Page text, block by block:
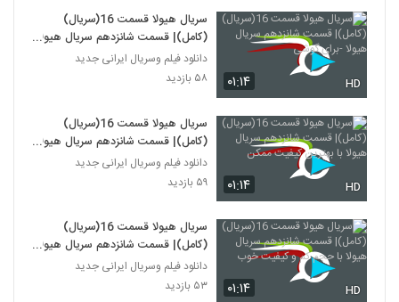
۰۱:۱۴ HD
سریال هیولا قسمت 16(سریال)
(کامل)| قسمت شانزدهم سریال هیولا
-برای گوشی
دانلود فیلم وسریال ایرانی جدید
۵۸ بازدید
۰۱:۱۴ HD
سریال هیولا قسمت 16(سریال)
(کامل)| قسمت شانزدهم سریال هیولا
با بهترین کیفیت ممکن
دانلود فیلم وسریال ایرانی جدید
۵۹ بازدید
۰۱:۱۴ HD
سریال هیولا قسمت 16(سریال)
(کامل)| قسمت شانزدهم سریال هیولا
با حجم کم و کیفیت خوب
دانلود فیلم وسریال ایرانی جدید
۵۳ بازدید